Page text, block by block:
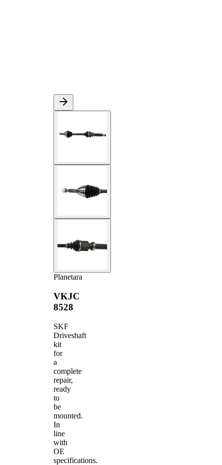
Planetara
VKJC
8528
SKF
Driveshaft
kit
for
a
complete
repair,
ready
to
be
mounted.
In
line
with
OE
specifications.